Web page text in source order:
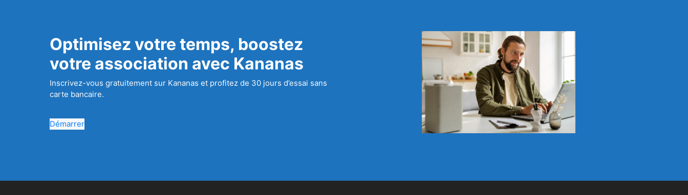
Optimisez votre temps, boostez
votre association avec Kananas
Inscrivez-vous gratuitement sur Kananas et profitez de 30 jours d’essai sans
carte bancaire.
Démarrer